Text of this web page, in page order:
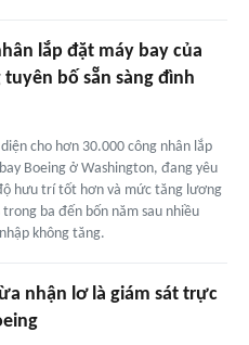
lắp đặt máy bay của
tuyên bố sẵn sàng đình
cho hơn 30.000 công nhân lắp
Boeing ở Washington, đang yêu
hưu trí tốt hơn và mức tăng lương
ba đến bốn năm sau nhiều
không tăng.
nhận lơ là giám sát trực